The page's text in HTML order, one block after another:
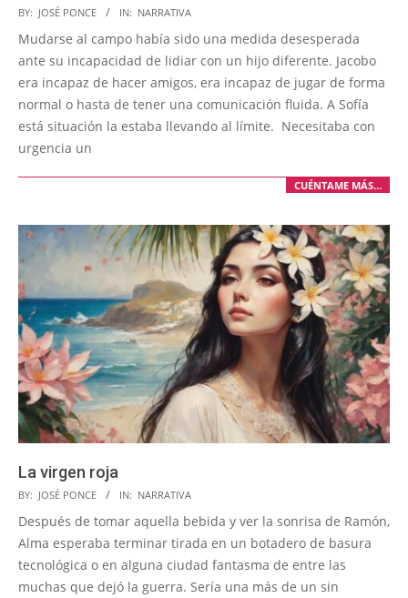
2025-
09-
BY: JOSÉ PONCE IN: NARRATIVA
Mudarse al campo había sido una medida desesperada
ante su incapacidad de lidiar con un hijo diferente. Jacobo
era incapaz de hacer amigos, era incapaz de jugar de forma
normal o hasta de tener una comunicación fluida. A Sofía
está situación la estaba llevando al límite. Necesitaba con
urgencia un
CUÉNTAME MÁS…
La virgen roja
2025-
07-
24
BY: JOSÉ PONCE IN: NARRATIVA
Después de tomar aquella bebida y ver la sonrisa de Ramón,
Alma esperaba terminar tirada en un botadero de basura
tecnológica o en alguna ciudad fantasma de entre las
muchas que dejó la guerra. Sería una más de un sin